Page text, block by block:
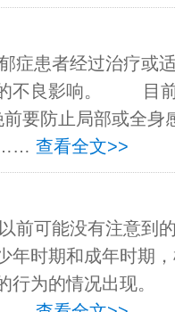
患者经过治疗或适
的不良影响。 目前
防止局部或全
…… 查看全文>>
前可能没有注意到
年时期和成年时期
行为的情况出现